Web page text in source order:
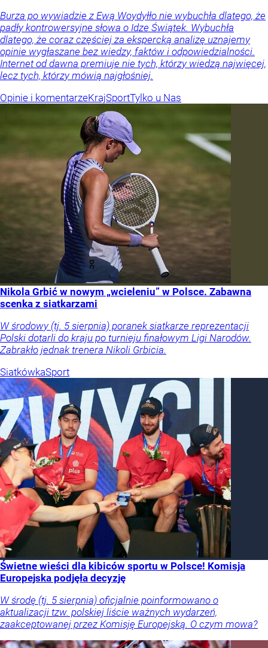
Burza po wywiadzie z Ewą Woydyłło nie wybuchła dlatego, że
padły kontrowersyjne słowa o Idze Świątek. Wybuchła
dlatego, że coraz częściej za ekspercką analizę uznajemy
opinie wygłaszane bez wiedzy, faktów i odpowiedzialności.
Internet od dawna premiuje nie tych, którzy wiedzą najwięcej,
lecz tych, którzy mówią najgłośniej.
Opinie i komentarzeKrajSportTylko u Nas
Nikola Grbić w nowym „wcieleniu” w Polsce. Zabawna
scenka z siatkarzami
W środowy (tj. 5 sierpnia) poranek siatkarze reprezentacji
Polski dotarli do kraju po turnieju finałowym Ligi Narodów.
Zabrakło jednak trenera Nikoli Grbicia.
SiatkówkaSport
Świetne wieści dla kibiców sportu w Polsce! Komisja
Europejska podjęła decyzję
W środę (tj. 5 sierpnia) oficjalnie poinformowano o
aktualizacji tzw. polskiej liście ważnych wydarzeń,
zaakceptowanej przez Komisję Europejską. O czym mowa?